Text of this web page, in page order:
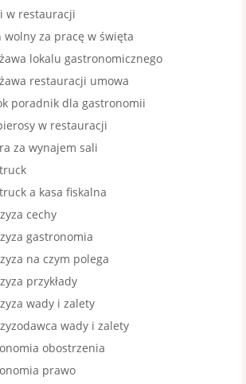
w restauracji
wolny za pracę w święta
lokalu gastronomicznego
restauracji umowa
poradnik dla gastronomii
w restauracji
za wynajem sali
a kasa fiskalna
cechy
gastronomia
na czym polega
przykłady
wady i zalety
wady i zalety
obostrzenia
prawo